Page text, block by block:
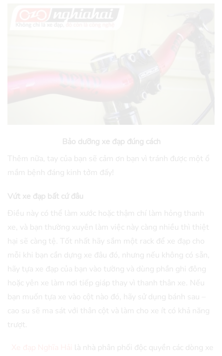
Bảo dưỡng xe đạp đúng cách
Thêm nữa, tay của bạn sẽ cảm ơn bạn vì tránh được một ổ
mầm bệnh đáng kinh tởm đấy!
Vứt xe đạp bất cứ đâu
Điều này có thể làm xước hoặc thậm chí làm hỏng thanh
xe, và bạn thường xuyên làm việc này càng nhiều thì thiệt
hại sẽ càng tệ. Tốt nhất hãy sắm một rack để xe đạp cho
mỗi khi bạn cần dựng xe đâu đó, nhưng nếu không có sẵn,
hãy tựa xe đạp của bạn vào tường và dùng phần ghi đông
hoặc yên xe làm nơi tiếp giáp thay vì thanh thân xe. Nếu
bạn muốn tựa xe vào cột nào đó, hãy sử dụng bánh sau –
cao su sẽ ma sát với thân cột và làm cho xe ít có khả năng
trượt.
là nhà phân phối độc quyền các dòng xe